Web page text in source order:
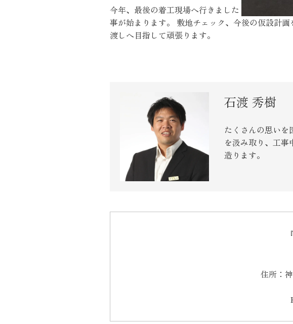
スタッフブログ
よくある質問
今年、最後の着工現場へ行きました
事が始まります。 敷地チェック、今後の仮設計
渡しへ目指して頑張ります。
石渡 秀樹
たくさんの思い
を汲み取り、工
造ります。
住所：